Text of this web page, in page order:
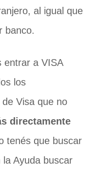
al igual que
banco.
entrar a VISA
los
Visa que no
directamente
tenés que buscar
Ayuda buscar